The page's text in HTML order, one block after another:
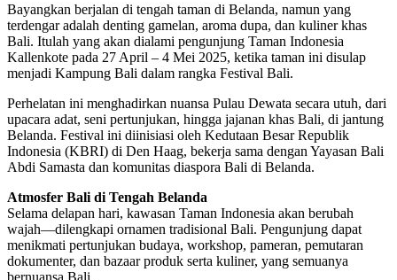
Bayangkan berjalan di tengah taman di Belanda, namun yang
terdengar adalah denting gamelan, aroma dupa, dan kuliner khas
Bali. Itulah yang akan dialami pengunjung Taman Indonesia
Kallenkote pada 27 April – 4 Mei 2025, ketika taman ini disulap
menjadi Kampung Bali dalam rangka Festival Bali.
Perhelatan ini menghadirkan nuansa Pulau Dewata secara utuh, dari
upacara adat, seni pertunjukan, hingga jajanan khas Bali, di jantung
Belanda. Festival ini diinisiasi oleh Kedutaan Besar Republik
Indonesia (KBRI) di Den Haag, bekerja sama dengan Yayasan Bali
Abdi Samasta dan komunitas diaspora Bali di Belanda.
Atmosfer Bali di Tengah Belanda
Selama delapan hari, kawasan Taman Indonesia akan berubah
wajah—dilengkapi ornamen tradisional Bali. Pengunjung dapat
menikmati pertunjukan budaya, workshop, pameran, pemutaran
dokumenter, dan bazaar produk serta kuliner, yang semuanya
bernuansa Bali.